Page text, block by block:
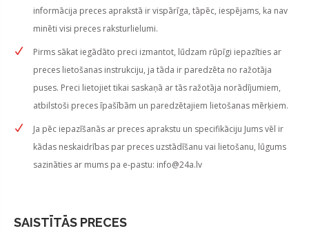
informācija preces aprakstā ir vispārīga, tāpēc, iespējams, ka nav
minēti visi preces raksturlielumi.
Pirms sākat iegādāto preci izmantot, lūdzam rūpīgi iepazīties ar
preces lietošanas instrukciju, ja tāda ir paredzēta no ražotāja
puses. Preci lietojiet tikai saskaņā ar tās ražotāja norādījumiem,
atbilstoši preces īpašībām un paredzētajiem lietošanas mērķiem.
Ja pēc iepazīšanās ar preces aprakstu un specifikāciju Jums vēl ir
kādas neskaidrības par preces uzstādīšanu vai lietošanu, lūgums
sazināties ar mums pa e-pastu: info@24a.lv
SAISTĪTĀS PRECES